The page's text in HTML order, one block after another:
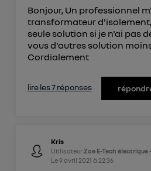
Bonjour, Un professionnel
transformateur
seule solution si je n'ai pas
vous d'autres solution
Cordialement
lire les 7 réponses
Kris
UtilisateurZoe E-Tech électrique
Le9 avril 2021 à 22:36